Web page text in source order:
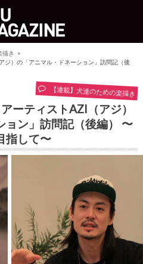
描き
ジ）の「アニマル・ドネーション」訪問記（後
【連載】犬達のための楽描き
ーティストAZI（アジ）
ョン」訪問記（後編） 〜
指して〜